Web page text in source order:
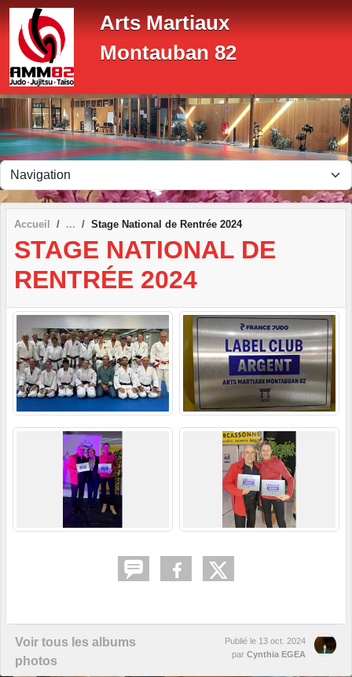
Arts Martiaux
Montauban 82
Accueil Stage National de Rentrée 2024
STAGE NATIONAL DE
RENTRÉE 2024
Voir tous les albums
photos
Publié le 13 oct. 2024
par Cynthia EGEA
Panneau de gestion des cookies